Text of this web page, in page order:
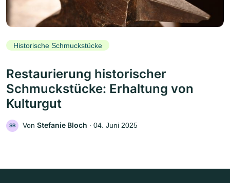
Historische Schmuckstücke
Restaurierung historischer
Schmuckstücke: Erhaltung von
Kulturgut
SB Von Stefanie Bloch ‧ 04. Juni 2025